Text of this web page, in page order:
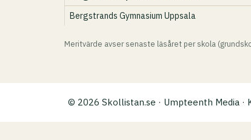
Bergstrands Gymnasium Uppsala
Meritvärde avser senaste läsåret per skola
© 2026 Skollistan.se · Umpteenth Media